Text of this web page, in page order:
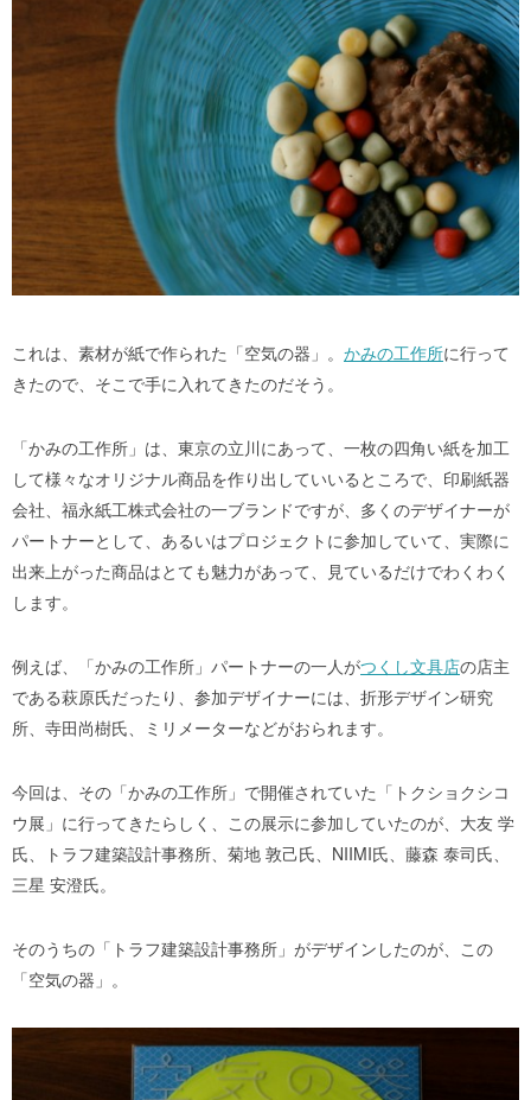
これは、素材が紙で作られた「空気の器」。 かみの工作所に行って
きたので、そこで手に入れてきたのだそう。
「かみの工作所」は、東京の立川にあって、一枚の四角い紙を加工
して様々なオリジナル商品を作り出していいるところで、印刷紙器
会社、福永紙工株式会社の一ブランドですが、多くのデザイナーが
パートナーとして、あるいはプロジェクトに参加していて、実際に
出来上がった商品はとても魅力があって、見ているだけでわくわく
します。
例えば、「かみの工作所」パートナーの一人がつくし文具店の店主
である萩原氏だったり、参加デザイナーには、折形デザイン研究
所、寺田尚樹氏、ミリメーターなどがおられます。
今回は、その「かみの工作所」で開催されていた「トクショクシコ
ウ展」に行ってきたらしく、この展示に参加していたのが、大友 学
氏、トラフ建築設計事務所、菊地 敦己氏、NIIMI氏、藤森 泰司氏、
三星 安澄氏。
そのうちの「トラフ建築設計事務所」がデザインしたのが、この
「空気の器」。